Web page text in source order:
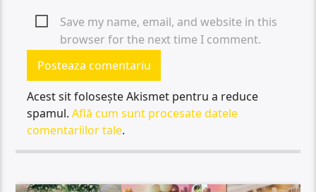
Save my name, email, and website in this
browser for the next time I comment.
Acest sit folosește Akismet pentru a reduce
spamul.Află cum sunt procesate datele
comentariilor tale.